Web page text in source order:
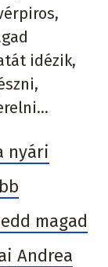
idézik,
nyári
magad
Andrea